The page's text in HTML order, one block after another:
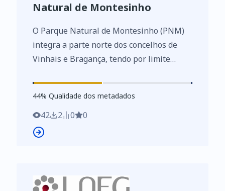
Natural de Montesinho
O Parque Natural de Montesinho (PNM)
integra a parte norte dos concelhos de
Vinhais e Bragança, tendo por limite
área de 750 km2, correspondendo,
respetivamente a cerca de a 44% e 37%
das áreas destes concelhos. Esta carta
geológica à escala 1:100 000, foi produzida
Douro Internacional (NE Portugal):
44%
44% Qualidade dos metadados
42 2 0 0